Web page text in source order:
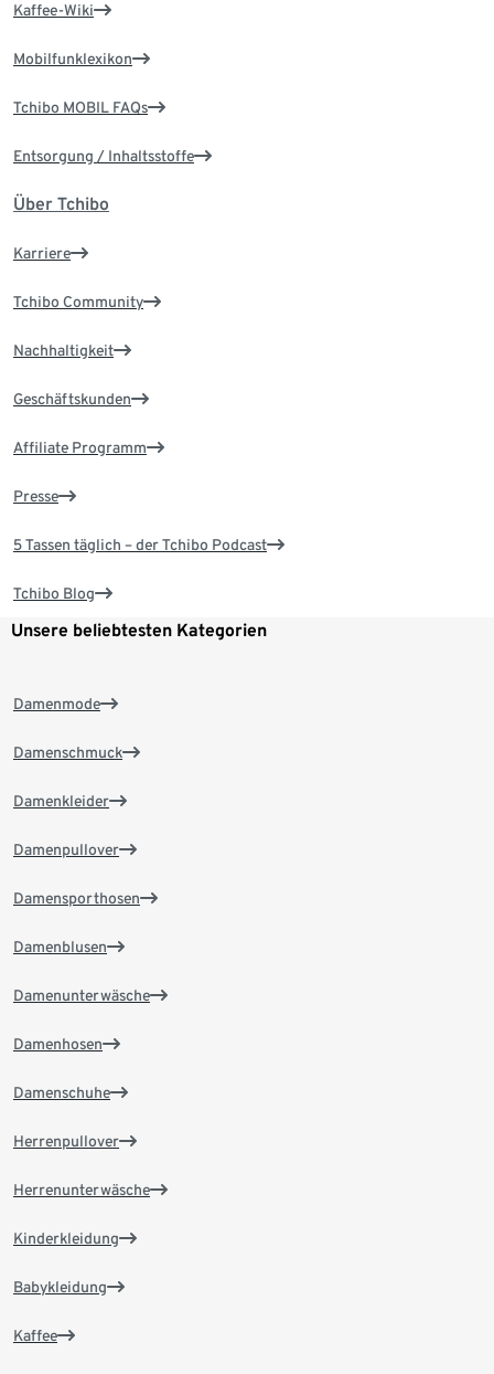
Kaffee-Wiki
Mobilfunklexikon
Tchibo MOBIL FAQs
Entsorgung / Inhaltsstoffe
Über Tchibo
Karriere
Tchibo Community
Nachhaltigkeit
Geschäftskunden
Affiliate Programm
Presse
5 Tassen täglich – der Tchibo Podcast
Tchibo Blog
Unsere beliebtesten Kategorien
Damenmode
Damenschmuck
Damenkleider
Damenpullover
Damensporthosen
Damenblusen
Damenunterwäsche
Damenhosen
Damenschuhe
Herrenpullover
Herrenunterwäsche
Kinderkleidung
Babykleidung
Kaffee